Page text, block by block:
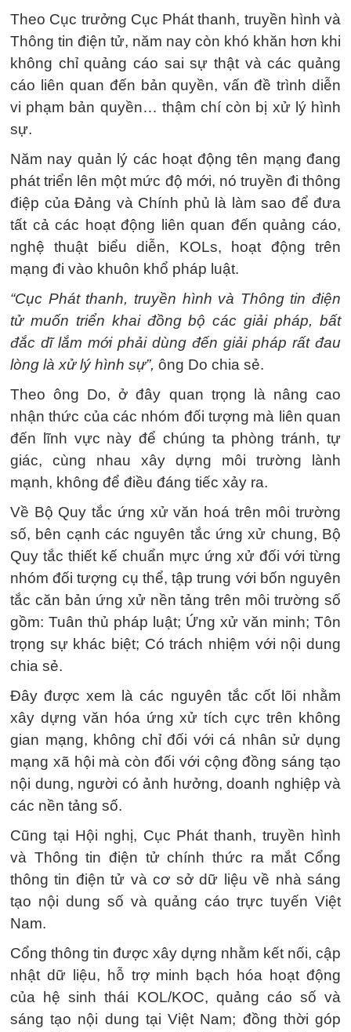
Theo Cục trưởng Cục Phát thanh, truyền hình và
Thông tin điện tử, năm nay còn khó khăn hơn khi
không chỉ quảng cáo sai sự thật và các quảng
cáo liên quan đến bản quyền, vấn đề trình diễn
vi phạm bản quyền… thậm chí còn bị xử lý hình
sự.
Năm nay quản lý các hoạt động tên mạng đang
phát triển lên một mức độ mới, nó truyền đi thông
điệp của Đảng và Chính phủ là làm sao để đưa
tất cả các hoạt động liên quan đến quảng cáo,
nghệ thuật biểu diễn, KOLs, hoạt động trên
mạng đi vào khuôn khổ pháp luật.
“Cục Phát thanh, truyền hình và Thông tin điện
tử muốn triển khai đồng bộ các giải pháp, bất
đắc dĩ lắm mới phải dùng đến giải pháp rất đau
lòng là xử lý hình sự”, ông Do chia sẻ.
Theo ông Do, ở đây quan trọng là nâng cao
nhận thức của các nhóm đối tượng mà liên quan
đến lĩnh vực này để chúng ta phòng tránh, tự
giác, cùng nhau xây dựng môi trường lành
mạnh, không để điều đáng tiếc xảy ra.
Về Bộ Quy tắc ứng xử văn hoá trên môi trường
số, bên cạnh các nguyên tắc ứng xử chung, Bộ
Quy tắc thiết kế chuẩn mực ứng xử đối với từng
nhóm đối tượng cụ thể, tập trung với bốn nguyên
tắc căn bản ứng xử nền tảng trên môi trường số
gồm: Tuân thủ pháp luật; Ứng xử văn minh; Tôn
trọng sự khác biệt; Có trách nhiệm với nội dung
chia sẻ.
Đây được xem là các nguyên tắc cốt lõi nhằm
xây dựng văn hóa ứng xử tích cực trên không
gian mạng, không chỉ đối với cá nhân sử dụng
mạng xã hội mà còn đối với cộng đồng sáng tạo
nội dung, người có ảnh hưởng, doanh nghiệp và
các nền tảng số.
Cũng tại Hội nghị, Cục Phát thanh, truyền hình
và Thông tin điện tử chính thức ra mắt Cổng
thông tin điện tử và cơ sở dữ liệu về nhà sáng
tạo nội dung số và quảng cáo trực tuyến Việt
Nam.
Cổng thông tin được xây dựng nhằm kết nối, cập
nhật dữ liệu, hỗ trợ minh bạch hóa hoạt động
của hệ sinh thái KOL/KOC, quảng cáo số và
sáng tạo nội dung tại Việt Nam; đồng thời góp